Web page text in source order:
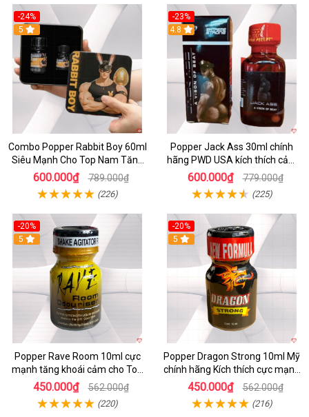
-24%
5
Combo Popper Rabbit Boy 60ml
Siêu Mạnh Cho Top Nam Tăng
Bản Lĩnh
600.000₫ 789.000₫
(226)
-23%
4.8
Popper Jack Ass 30ml chính
hãng PWD USA kích thích cảm
xúc mạnh mẽ
600.000₫ 779.000₫
(225)
-20%
5
Popper Rave Room 10ml cực
mạnh tăng khoái cảm cho Top
Bot
450.000₫ 562.000₫
(220)
-20%
5
Popper Dragon Strong 10ml Mỹ
chính hãng Kích thích cực mạnh
Top Bot
450.000₫ 562.000₫
(216)